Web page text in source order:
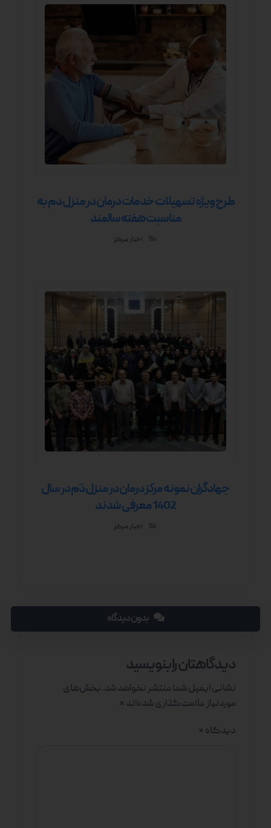
طرح ویژه تسهیلات خدمات درمان در منزل دم به
مناسبت هفته سالمند
اخبار مرکز
جهادگران نمونه مرکز درمان در منزل دَم در سال
1402 معرفی شدند
اخبار مرکز
بدون دیدگاه
دیدگاهتان را بنویسید
نشانی ایمیل شما منتشر نخواهد شد.بخش‌های
موردنیاز علامت‌گذاری شده‌اند *
دیدگاه *